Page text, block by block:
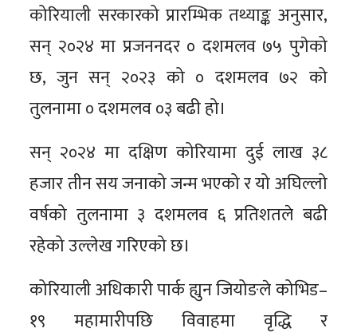
कोरियाली सरकारको प्रारम्भिक तथ्याङ्क अनुसार,
सन् २०२४ मा प्रजननदर ० दशमलव ७५ पुगेको
छ, जुन सन् २०२३ को ० दशमलव ७२ को
तुलनामा ० दशमलव ०३ बढी हो।
सन् २०२४ मा दक्षिण कोरियामा दुई लाख ३८
हजार तीन सय जनाको जन्म भएको र यो अघिल्लो
वर्षको तुलनामा ३ दशमलव ६ प्रतिशतले बढी
रहेको उल्लेख गरिएको छ।
कोरियाली अधिकारी पार्क ह्युन जियोङले कोभिड–
१९ महामारीपछि विवाहमा वृद्धि र